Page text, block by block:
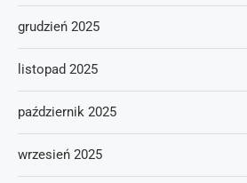
grudzień 2025
listopad 2025
październik 2025
wrzesień 2025